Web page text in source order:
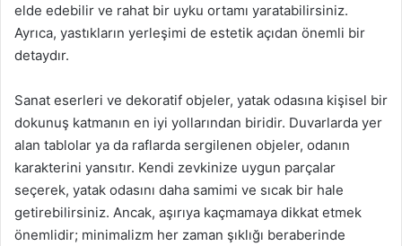
elde edebilir ve rahat bir uyku ortamı yaratabilirsiniz.
Ayrıca, yastıkların yerleşimi de estetik açıdan önemli bir
detaydır.
Sanat eserleri ve dekoratif objeler, yatak odasına kişisel bir
dokunuş katmanın en iyi yollarından biridir. Duvarlarda yer
alan tablolar ya da raflarda sergilenen objeler, odanın
karakterini yansıtır. Kendi zevkinize uygun parçalar
seçerek, yatak odasını daha samimi ve sıcak bir hale
getirebilirsiniz. Ancak, aşırıya kaçmamaya dikkat etmek
önemlidir; minimalizm her zaman şıklığı beraberinde